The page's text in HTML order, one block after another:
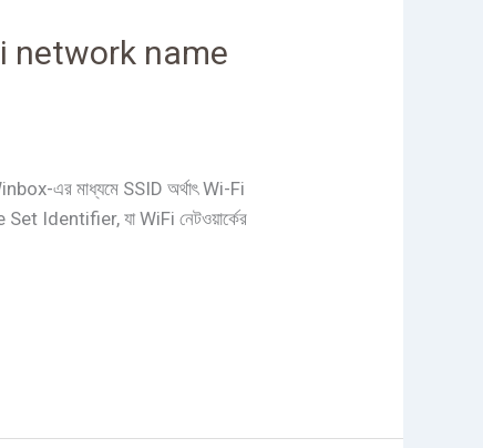
network name
এর মাধ্যমে SSID অর্থাৎ Wi-Fi
Identifier, যা WiFi নেটওয়ার্কের